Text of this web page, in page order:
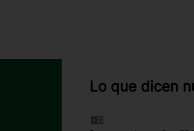
Lo que dicen